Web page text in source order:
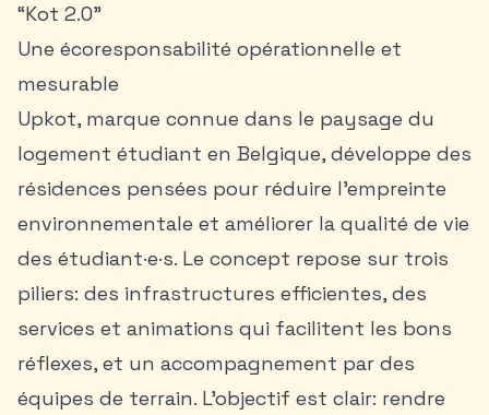
“Kot 2.0”
Une écoresponsabilité opérationnelle et
mesurable
Upkot, marque connue dans le paysage du
logement étudiant en Belgique, développe des
résidences pensées pour réduire l’empreinte
environnementale et améliorer la qualité de vie
des étudiant·e·s. Le concept repose sur trois
piliers: des infrastructures efficientes, des
services et animations qui facilitent les bons
réflexes, et un accompagnement par des
équipes de terrain. L’objectif est clair: rendre